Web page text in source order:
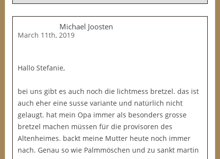
Michael Joosten
March 11th, 2019
Hallo Stefanie,
bei uns gibt es auch noch die lichtmess bretzel. das ist
auch eher eine susse variante und natürlich nicht
gelaugt. hat mein Opa immer als besonders grosse
bretzel machen müssen für die provisoren des
Altenheimes. backt meine Mutter heute noch immer
nach. Genau so wie Palmmöschen und zu sankt martin